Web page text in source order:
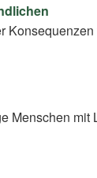
Menschen mit